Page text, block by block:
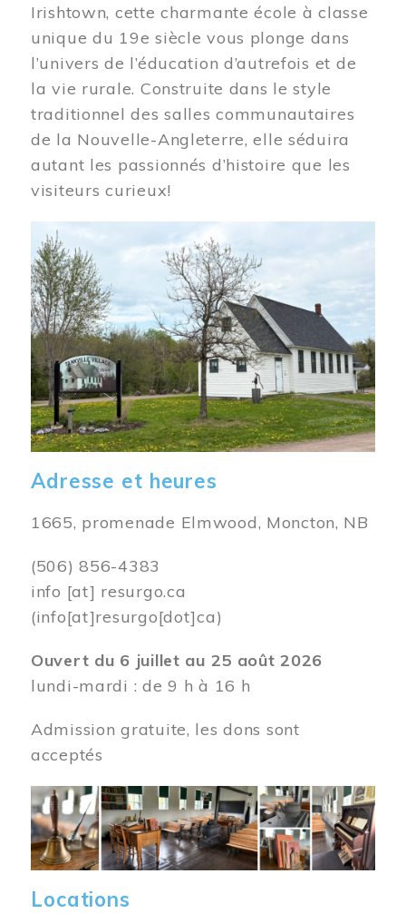
Irishtown, cette charmante école à classe
unique du 19e siècle vous plonge dans
l’univers de l’éducation d’autrefois et de
la vie rurale. Construite dans le style
traditionnel des salles communautaires
de la Nouvelle-Angleterre, elle séduira
autant les passionnés d’histoire que les
visiteurs curieux!
Image
Adresse et heures
1665, promenade Elmwood, Moncton, NB
(506) 856-4383
info [at] resurgo.ca
(info[at]resurgo[dot]ca)
Ouvert du 6 juillet au 25 août 2026
lundi-mardi : de 9 h à 16 h
Admission gratuite, les dons sont
acceptés
Image
Locations